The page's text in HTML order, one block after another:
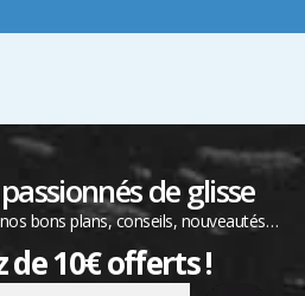
de glisse
bons plans, conseils, nouveautés…
10€ offerts !